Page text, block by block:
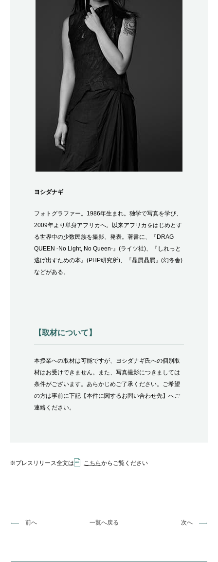
ヨシダナギ
フォトグラファー。 1986年生まれ。独学で写真を学び、
2009年より単身アフリカへ。以来アフリカをはじめとす
る世界中の少数民族を撮影、発表。著書に、『 DRAG
QUEEN -No Light, No Queen-』 (ライツ社)、『しれっと
逃げ出すための本』 (PHP研究所)、『贔屓贔屓』 (幻冬舎)
などがある。
【取材について】
本授業への取材は可能ですが、ヨシダナギ氏への個別取
材はお受けできません。また、写真撮影につきましては
条件がございます。あらかじめご了承ください。ご希望
の方は事前に下記【本件に関するお問い合わせ先】へご
連絡ください。
※プレスリリース全文は こちらからご覧ください
前へ 一覧へ戻る 次へ